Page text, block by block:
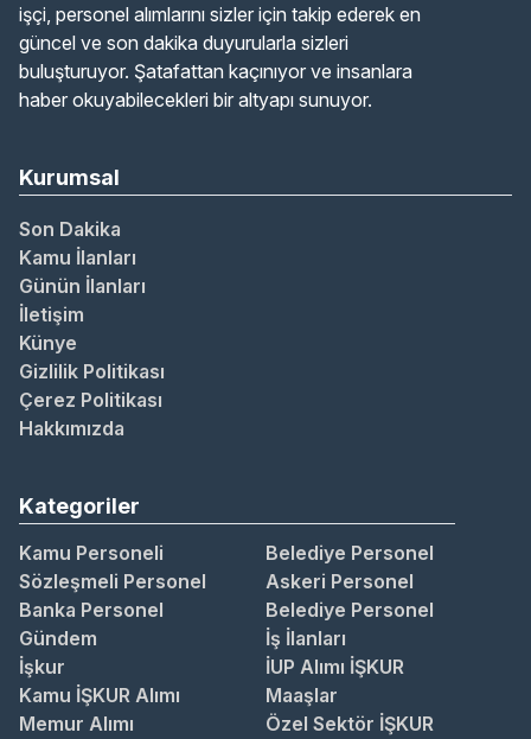
işçi, personel alımlarını sizler için takip ederek en
güncel ve son dakika duyurularla sizleri
buluşturuyor. Şatafattan kaçınıyor ve insanlara
haber okuyabilecekleri bir altyapı sunuyor.
Kurumsal
Son Dakika
Kamu İlanları
Günün İlanları
İletişim
Künye
Gizlilik Politikası
Çerez Politikası
Hakkımızda
Kategoriler
Kamu Personeli
Belediye Personel
Sözleşmeli Personel
Askeri Personel
Banka Personel
Belediye Personel
Gündem
İş İlanları
İşkur
İUP Alımı İŞKUR
Kamu İŞKUR Alımı
Maaşlar
Memur Alımı
Özel Sektör İŞKUR